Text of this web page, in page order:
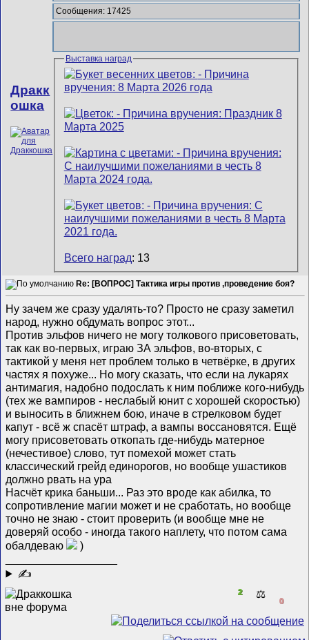
Дракк
ошка
Сообщения: 17425
Выставка наград
Всего наград: 13
Re: [ВОПРОС] Тактика игры против ,проведение боя?
Ну зачем же сразу удалять-то? Просто не сразу заметил
народ, нужно обдумать вопрос этот...
Против эльфов ничего не могу толкового присоветовать,
так как во-первых, играю ЗА эльфов, во-вторых, с
тактикой у меня нет проблем только в четвёрке, в других
частях я похуже... Но могу сказать, что если на лукарях
антимагия, надобно подослать к ним поближе кого-нибудь
(тех же вампиров - неслабый юнит с хорошей скоростью)
и выносить в ближнем бою, иначе в стрелковом будет
капут - всё ж спасёт штраф, а вампы воссановятся. Ещё
могу присоветовать откопать где-нибудь матерное
(нечестивое) слово, тут помехой может стать
классический грейд единорогов, но вообще ушастиков
должно рвать на ура
Насчёт крика баньши... Раз это вроде как абилка, то
сопротивление магии может и не сработать, но вообще
точно не знаю - стоит проверить (и вообще мне не
доверяй особо - иногда такого наплету, что потом сама
обалдеваю
)
✍
2 ⚖️
0